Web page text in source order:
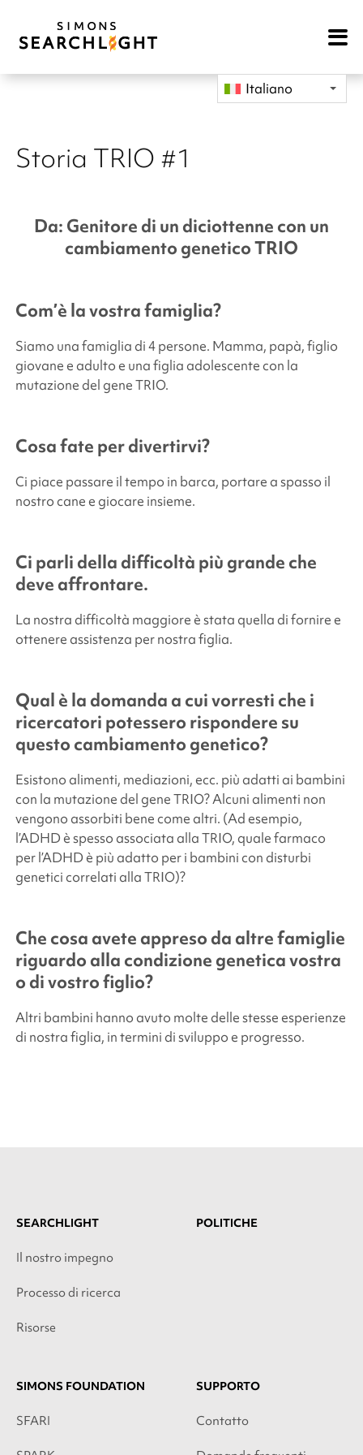
Open
Italiano
Storia TRIO #1
Da: Genitore di un diciottenne con un
cambiamento genetico TRIO
Com’è la vostra famiglia?
Siamo una famiglia di 4 persone. Mamma, papà, figlio
giovane e adulto e una figlia adolescente con la
mutazione del gene TRIO.
Cosa fate per divertirvi?
Ci piace passare il tempo in barca, portare a spasso il
nostro cane e giocare insieme.
Ci parli della difficoltà più grande che
deve affrontare.
La nostra difficoltà maggiore è stata quella di fornire e
ottenere assistenza per nostra figlia.
Qual è la domanda a cui vorresti che i
ricercatori potessero rispondere su
questo cambiamento genetico?
Esistono alimenti, mediazioni, ecc. più adatti ai bambini
con la mutazione del gene TRIO? Alcuni alimenti non
vengono assorbiti bene come altri. (Ad esempio,
l’ADHD è spesso associata alla TRIO, quale farmaco
per l’ADHD è più adatto per i bambini con disturbi
genetici correlati alla TRIO)?
Che cosa avete appreso da altre famiglie
riguardo alla condizione genetica vostra
o di vostro figlio?
Altri bambini hanno avuto molte delle stesse esperienze
di nostra figlia, in termini di sviluppo e progresso.
SEARCHLIGHT
Il nostro impegno
Processo di ricerca
Risorse
POLITICHE
SIMONS FOUNDATION
SFARI
SUPPORTO
Contatto